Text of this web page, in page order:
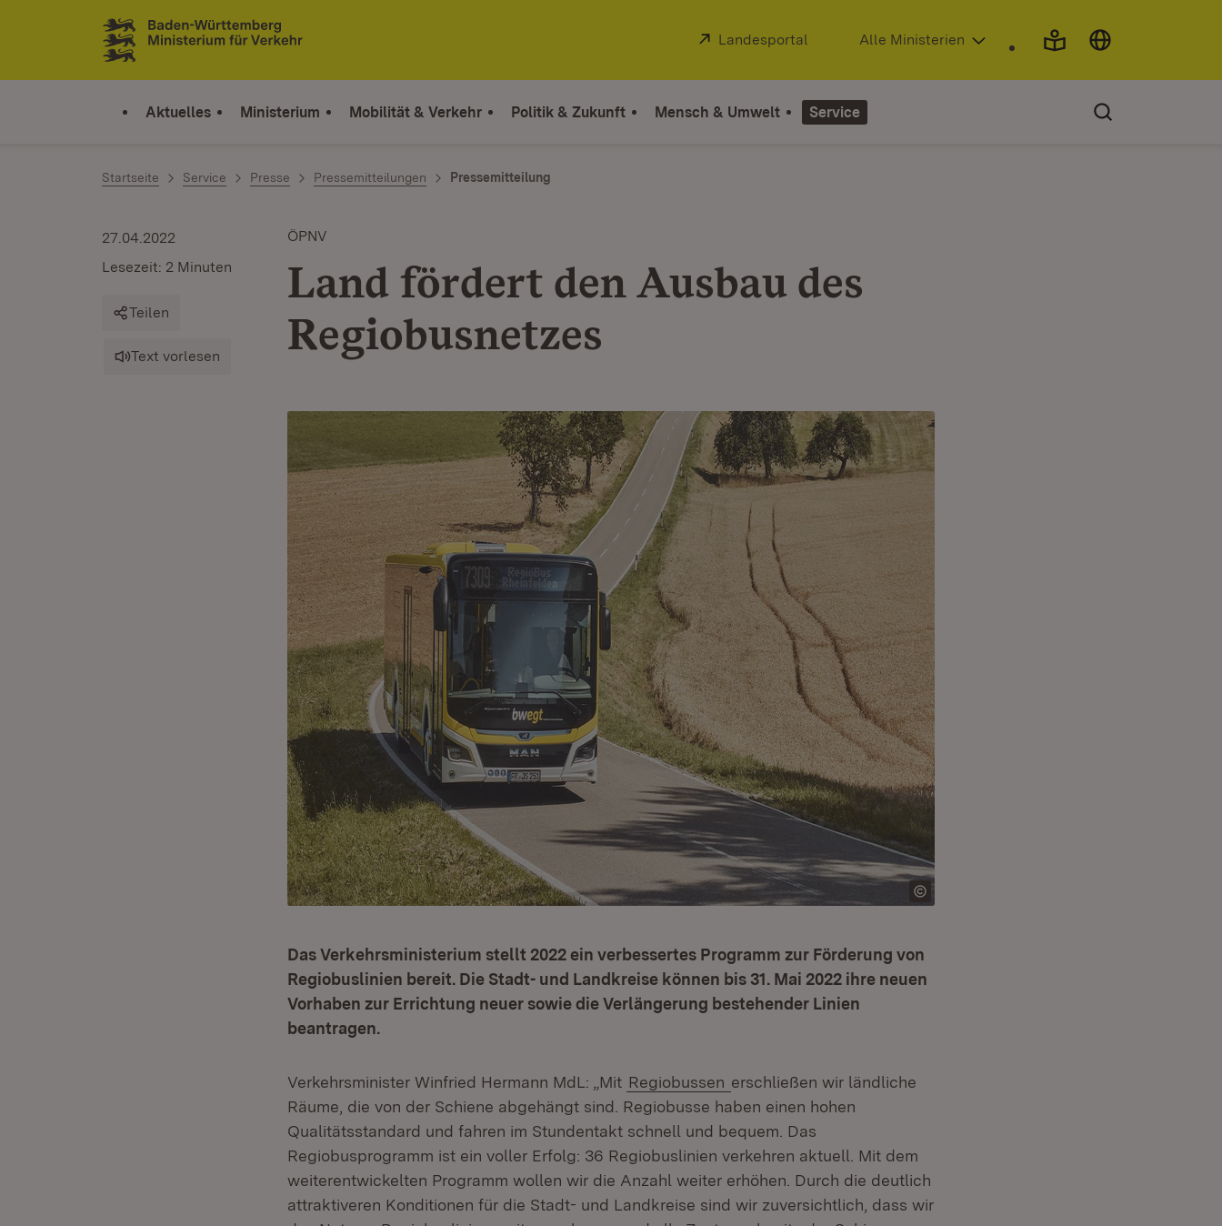
Zum Inhalt springen
Link zur Startseite
Extern:
Landesportal (Öffnet in neuem Fenster)
Alle Ministerien
Aktuelles Ministerium Mobilität & Verkehr Politik & Zukunft Mensch & Umwelt Service
Startseite Service Presse Pressemitteilungen Pressemitteilung
ÖPNV
Land fördert den Ausbau des
Regiobusnetzes
27.04.2022
Lesezeit: 2 Minuten
Teilen
Text vorlesen
Das Verkehrsministerium stellt 2022 ein verbessertes Programm zur Förderung von
Regiobuslinien bereit. Die Stadt- und Landkreise können bis 31. Mai 2022 ihre neuen
Vorhaben zur Errichtung neuer sowie die Verlängerung bestehender Linien
beantragen.
Verkehrsminister Winfried Hermann MdL: „Mit Regiobussen erschließen wir ländliche
Räume, die von der Schiene abgehängt sind. Regiobusse haben einen hohen
Qualitätsstandard und fahren im Stundentakt schnell und bequem. Das
Regiobusprogramm ist ein voller Erfolg: 36 Regiobuslinien verkehren aktuell. Mit dem
weiterentwickelten Programm wollen wir die Anzahl weiter erhöhen. Durch die deutlich
attraktiveren Konditionen für die Stadt- und Landkreise sind wir zuversichtlich, dass wir